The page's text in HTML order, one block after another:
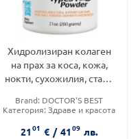
Хидролизиран колаген
на прах за коса, кожа,
нокти, сухожилия, стави
Brand: DOCTOR'S BEST
Категория: Здраве и красота
2101 € / 4109 лв.